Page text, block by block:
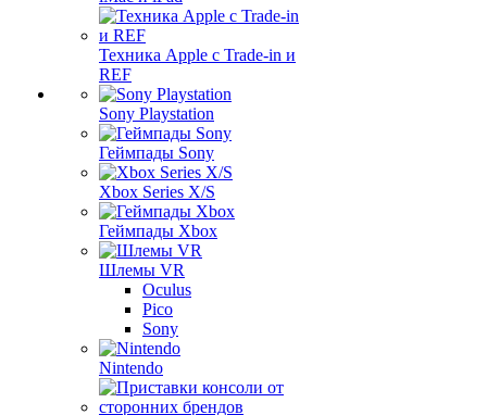
Техника Apple с Trade-in и
REF
Sony Playstation
Геймпады Sony
Xbox Series X/S
Геймпады Xbox
Шлемы VR
Oculus
Pico
Sony
Nintendo